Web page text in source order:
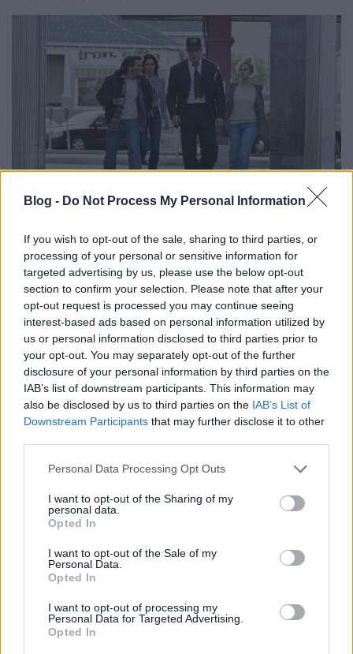
Blog - Do Not Process My Personal Information
If you wish to opt-out of the sale, sharing to third parties, or
processing of your personal or sensitive information for
targeted advertising by us, please use the below opt-out
section to confirm your selection. Please note that after your
opt-out request is processed you may continue seeing
interest-based ads based on personal information utilized by
us or personal information disclosed to third parties prior to
your opt-out. You may separately opt-out of the further
disclosure of your personal information by third parties on the
IAB’s list of downstream participants. This information may
also be disclosed by us to third parties on the IAB’s List of
Downstream Participants that may further disclose it to other
Please note that this website/app uses one or more Google
not limited to your visit or usage behaviour. You may click to
grant or deny consent to Google and its third-party tags to
use your data for below specified purposes in below Google
consent section.
Personal Data Processing Opt Outs
I want to opt-out of the Sharing of my
personal data.
Opted In
I want to opt-out of the Sale of my
Personal Data.
Opted In
I want to opt-out of processing my
Personal Data for Targeted Advertising.
Opted In
Megemlíteném, mennyire hiteltelen a többnyire
szépfiúkat alakító Matthew a főszerepben, milyen
tehetségtelen Gina, hány baki van a
cselekményszövésben, mennyire látszanak az
alacsony költségvetés nyomai, milyen nyilvánvaló az
idős maestro berozsdálása, hány perc után jöttem
rá a csavarokra, milyen gyorsan kalkuláltam ki a
befejezést. Csakhogy ez egytől egyig hülyeség.
GyilkosJoekomplett egészet alkot, minden
összetevője minőségi, legfeljebb egy igazi hibája
van, ha ez egyáltalán annak minősül: nem a
legszélesebb nagyközönséget célozza. A sokak
gyomrát megfekvőBugnál még így is jóval
emészthetőbb, de aki annak idején őrjöngve
kapcsolt át a Twin Peaks-ről a Dallas
próbálkozzon vele. Komédiának komédia, noirnak
noir, akad benne szociográfia és thriller is, csak
éppen egyikből sem a legkönnyebb megfejtés. Külső
jegyei alapján sorolhatnánk akár
exploitation-
kategóriába is (meztelenség és erőszak kéz a kézben
jár a legtöbb jelenetben), de ez kb. akkora tévedés
lenne, mint Henry Rollins cameója miatt Black Flag-
koncertfilmnek titulálni aLost Highway –
Útvesztőbent. És ha már Lynch (ismét) szóba került...